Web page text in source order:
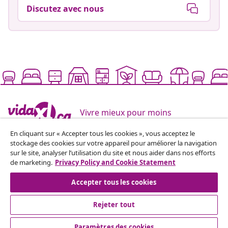
Discutez avec nous
Vivre mieux pour moins
Modes de paiement pris en charge
Inscrivez-vous à notre newsletter
Rejoignez plus de 700 000 acheteurs qui reçoivent les
offres hebdomadaires, les promotions saisonnières et
En cliquant sur « Accepter tous les cookies », vous acceptez le
stockage des cookies sur votre appareil pour améliorer la navigation
sur le site, analyser l’utilisation du site et nous aider dans nos efforts
de marketing. Privacy Policy and Cookie Statement
Accepter tous les cookies
Rejeter tout